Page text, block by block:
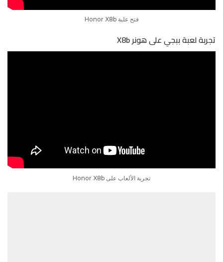
فتح علبة Honor X8b
تجربة لعبة ببجي على هونر X8b
تجربة الألعاب على Honor X8b